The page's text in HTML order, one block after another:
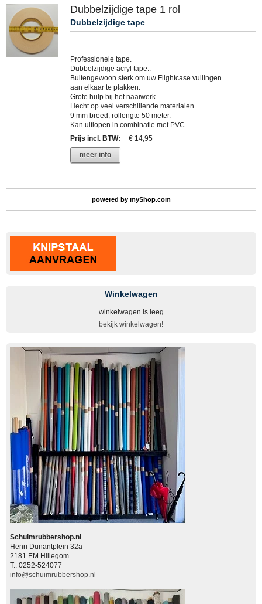
Dubbelzijdige tape 1 rol
Dubbelzijdige tape
Professionele tape.
Dubbelzijdige acryl tape..
Buitengewoon sterk om uw Flightcase vullingen
aan elkaar te plakken.
Grote hulp bij het naaiwerk
Hecht op veel verschillende materialen.
9 mm breed, rollengte 50 meter.
Kan uitlopen in combinatie met PVC.
Prijs incl. BTW:
€ 14,95
meer info
powered by myShop.com
Winkelwagen
winkelwagen is leeg
bekijk winkelwagen!
Schuimrubbershop.nl
Henri Dunantplein 32a
2181 EM Hillegom
T.: 0252-524077
info@schuimrubbershop.nl